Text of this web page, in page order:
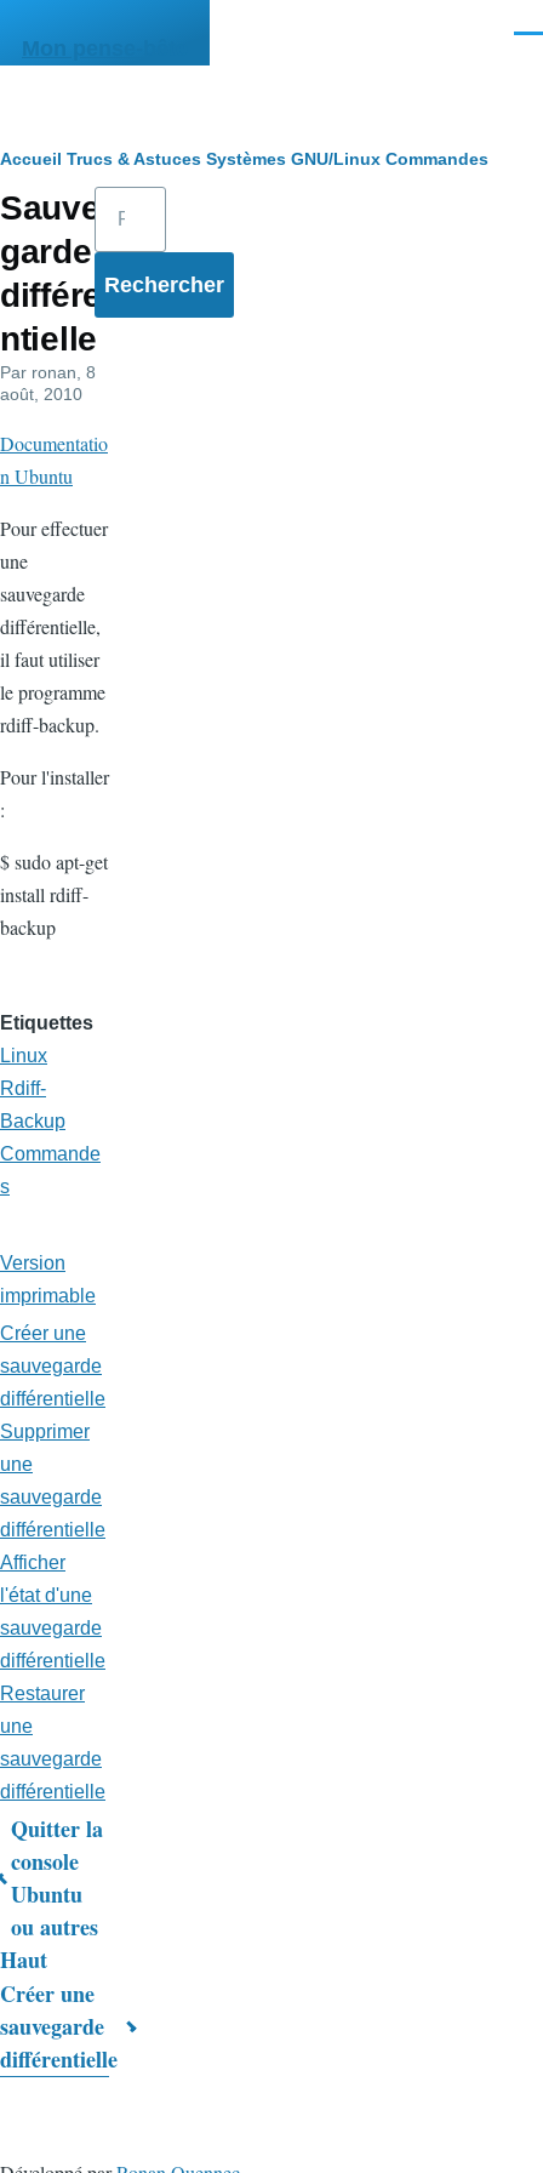
Mon pense-bête
Fil
d'Ariane
Accueil Trucs & Astuces Systèmes GNU/Linux Commandes
Sauve
garde
différe
ntielle
Par ronan , 8
août, 2010
Documentatio
n Ubuntu
Pour effectuer
une
sauvegarde
différentielle,
il faut utiliser
le programme
rdiff-backup.
Pour l'installer
:
$ sudo apt-get
install rdiff-
backup
Etiquettes
Linux
Rdiff-
Backup
Commande
s
Version
imprimable
Créer une
sauvegarde
différentielle
Supprimer
une
sauvegarde
différentielle
Afficher
l'état d'une
sauvegarde
différentielle
Restaurer
une
sauvegarde
différentielle
Liens
transversaux
de
livre
pour
Trucs
Astuces
Quitter la
console
Ubuntu
ou autres
Haut
Créer une
sauvegarde
différentielle
Rechercher